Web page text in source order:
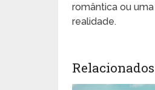
romântica ou
realidade.
Relacionados